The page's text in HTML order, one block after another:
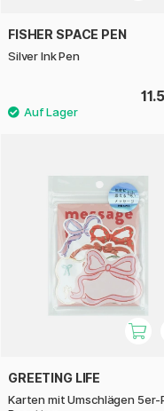
FISHER SPACE PEN
Silver Ink Pen
GREETING LIFE
Karten mit Umschlägen 5er-